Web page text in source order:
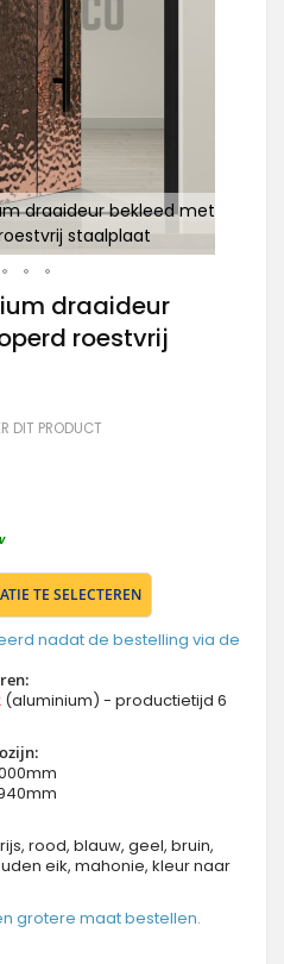
draaideur bekleed met
staalplaat
draaideur
roestvrij
DIT PRODUCT
TE SELECTEREN
nadat de bestelling via de
:
(aluminium) - productietijd 6
rood, blauw, geel, bruin,
eik, mahonie, kleur naar
grotere maat bestellen.